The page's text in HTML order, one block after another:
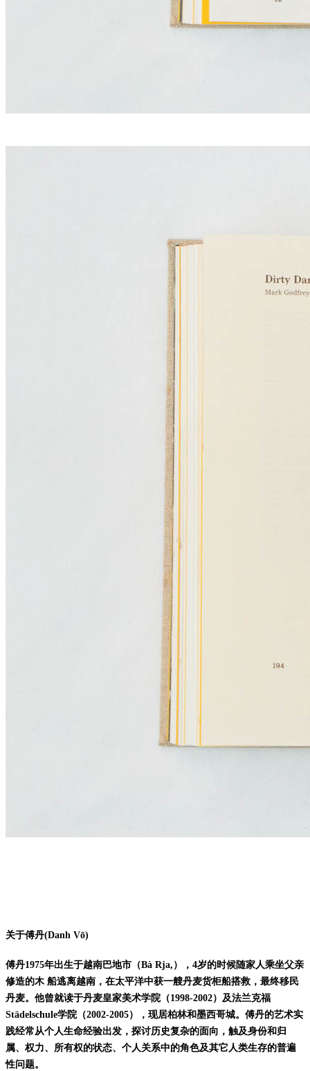
关于傅丹(Danh Vō)
傅丹1975年出生于越南巴地市（Bà Rja, ）， 4岁的时候随家人乘坐父亲
修造的木 船逃离越南，在太平洋中获一艘丹麦货柜船搭救，最终移民
丹麦。他曾就读于丹麦皇家美术学院（1998-2002）及法兰克福
Städelschule学院（2002-2005），现居柏林和墨西哥城。傅丹的艺术实
践经常从个人生命经验出发，探讨历史复杂的面向，触及身份和归
属、权力、所有权的状态、个人关系中的角色及其它人类生存的普遍
性问题。